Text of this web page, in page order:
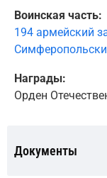
Воинская часть:
194 армейский
Награды:
Орден
Документы